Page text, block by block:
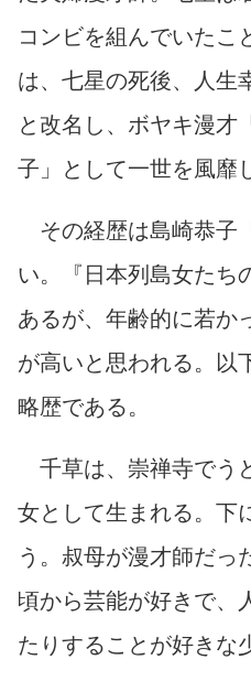
コンビを組んでいたこ
は、七星の死後、人生
と改名し、ボヤキ漫才
子」として一世を風靡
その経歴は島崎恭子
い。『日本列島女たち
あるが、年齢的に若か
が高いと思われる。以
略歴である。
千草は、崇禅寺でう
女として生まれる。下
う。叔母が漫才師だっ
頃から芸能が好きで、
たりすることが好きな